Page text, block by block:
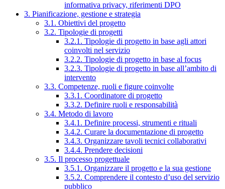
informativa privacy, riferimenti DPO
3. Pianificazione, gestione e strategia
3.1. Obiettivi del progetto
3.2. Tipologie di progetti
3.2.1. Tipologie di progetto in base agli attori
coinvolti nel servizio
3.2.2. Tipologie di progetto in base al focus
3.2.3. Tipologie di progetto in base all’ambito di
intervento
3.3. Competenze, ruoli e figure coinvolte
3.3.1. Coordinatore di progetto
3.3.2. Definire ruoli e responsabilità
3.4. Metodo di lavoro
3.4.1. Definire processi, strumenti e rituali
3.4.2. Curare la documentazione di progetto
3.4.3. Organizzare tavoli tecnici collaborativi
3.4.4. Prendere decisioni
3.5. Il processo progettuale
3.5.1. Organizzare il progetto e la sua gestione
3.5.2. Comprendere il contesto d’uso del servizio
pubblico